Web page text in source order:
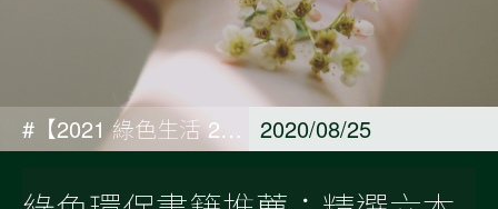
#【2021 綠色生活 21 天 ACTIONS 專欄】In my own time 獨處時篇#深入永續生活#綠色生活 21 天 2020/08/25